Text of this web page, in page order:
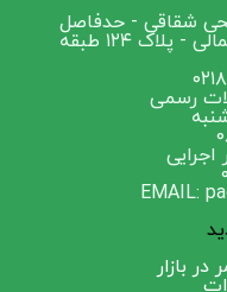
شقاقی - حدفاصل
میدان سلماس و خیابان کاج شمالی - پلاک ۱۲۴ طبقه
رسمی
EMAIL:
بازار